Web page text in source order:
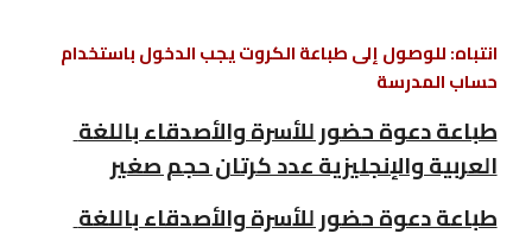
حساب المدرسة
طباعة دعوة حضور للأسرة والأصدقاء باللغة
العربية والإنجليزية عدد كرتان حجم صغير
طباعة دعوة حضور للأسرة والأصدقاء باللغة